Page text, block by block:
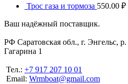
Трос газа и тормоза 550.00 ₽
Ваш надёжный поставщик.
РФ Саратовская обл., г. Энгельс,
Гагарина 1
Тел.: +7 917 207 10 01
Email: Wrmboat@gmail.com